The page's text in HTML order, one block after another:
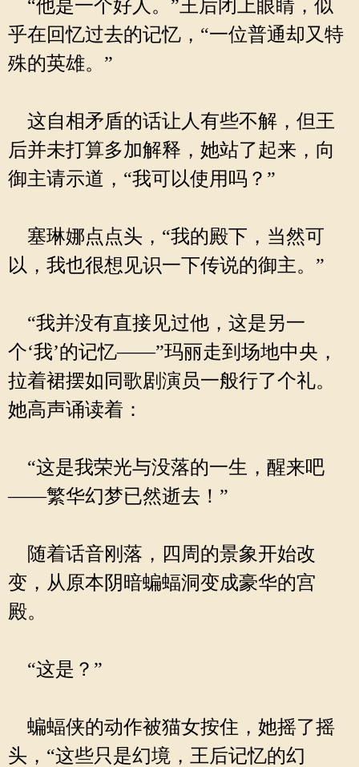
“他是一个好人。”王后闭上眼睛，似
乎在回忆过去的记忆，“一位普通却又特
殊的英雄。”
这自相矛盾的话让人有些不解，但王
后并未打算多加解释，她站了起来，向
御主请示道，“我可以使用吗？”
塞琳娜点点头，“我的殿下，当然可
以，我也很想见识一下传说的御主。”
“我并没有直接见过他，这是另一
个‘我’的记忆——”玛丽走到场地中央，
拉着裙摆如同歌剧演员一般行了个礼。
她高声诵读着：
“这是我荣光与没落的一生，醒来吧
——繁华幻梦已然逝去！”
随着话音刚落，四周的景象开始改
变，从原本阴暗蝙蝠洞变成豪华的宫
殿。
“这是？”
蝙蝠侠的动作被猫女按住，她摇了摇
头，“这些只是幻境，王后记忆的幻